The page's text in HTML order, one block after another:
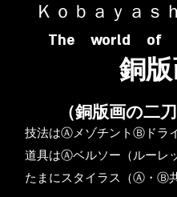
Ｋｏｂａｙａｓ
The world of
銅
（銅版画の二
技法はⒶメゾチントⒷドラ
道具はⒶベルソー（ルーレ
たまにスタイラス（Ⓐ・Ⓑ